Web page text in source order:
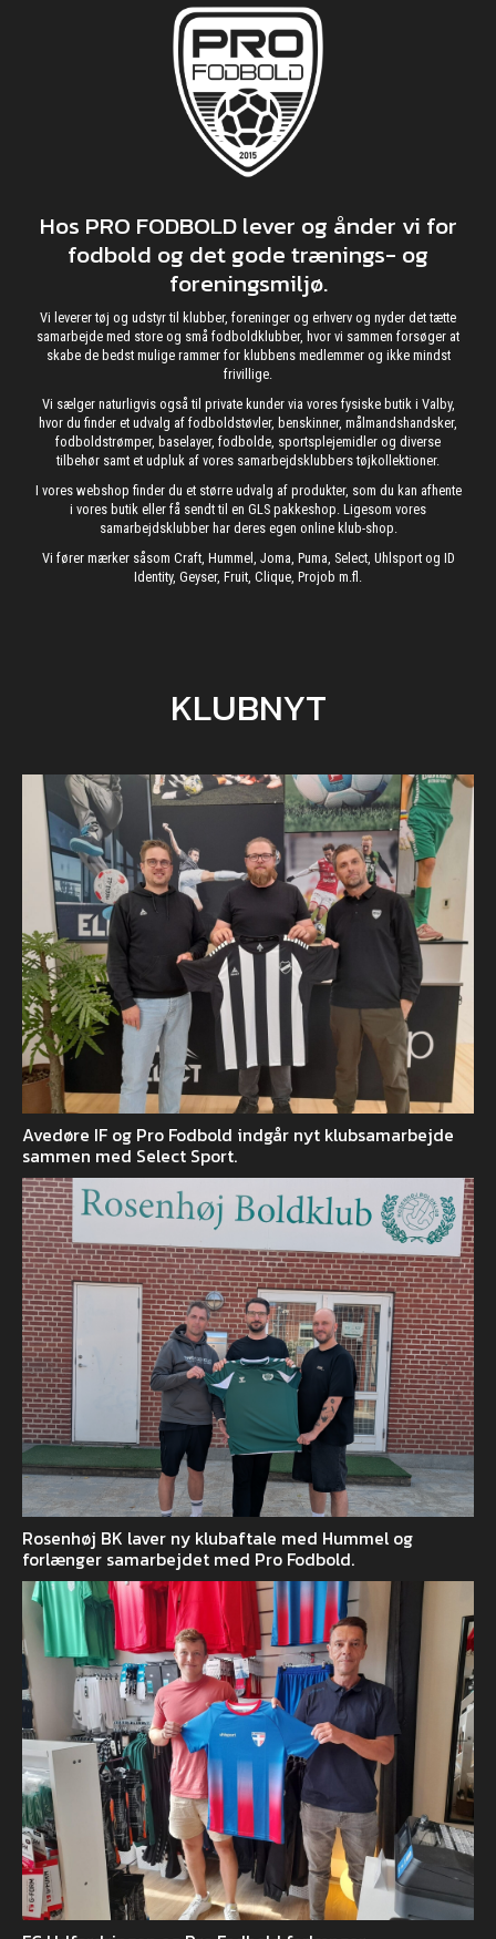
Hos PRO FODBOLD lever og ånder vi for
fodbold og det gode trænings- og
foreningsmiljø.
Vi leverer tøj og udstyr til klubber, foreninger og erhverv og nyder det tætte
samarbejde med store og små fodboldklubber, hvor vi sammen forsøger at
skabe de bedst mulige rammer for klubbens medlemmer og ikke mindst
frivillige.
Vi sælger naturligvis også til private kunder via vores fysiske butik i Valby,
hvor du finder et udvalg af fodboldstøvler, benskinner, målmandshandsker,
fodboldstrømper, baselayer, fodbolde, sportsplejemidler og diverse
tilbehør samt et udpluk af vores samarbejdsklubbers tøjkollektioner.
I vores webshop finder du et større udvalg af produkter, som du kan afhente
i vores butik eller få sendt til en GLS pakkeshop. Ligesom vores
samarbejdsklubber har deres egen online klub-shop.
Vi fører mærker såsom Craft, Hummel, Joma, Puma, Select, Uhlsport og ID
Identity, Geyser, Fruit, Clique, Projob m.fl.
KLUBNYT
Avedøre IF og Pro Fodbold indgår nyt klubsamarbejde
sammen med Select Sport.
Rosenhøj BK laver ny klubaftale med Hummel og
forlænger samarbejdet med Pro Fodbold.